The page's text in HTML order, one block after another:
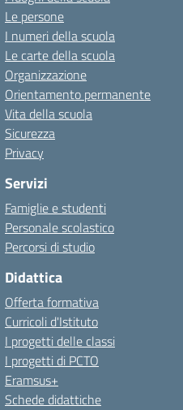
Le persone
I numeri della scuola
Le carte della scuola
Organizzazione
Orientamento permanente
Vita della scuola
Sicurezza
Privacy
Servizi
Famiglie e studenti
Personale scolastico
Percorsi di studio
Didattica
Offerta formativa
Curricoli d'Istituto
I progetti delle classi
I progetti di PCTO
Eramsus+
Schede didattiche